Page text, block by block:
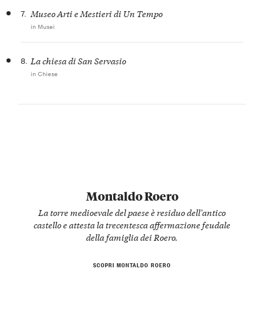
Montaldo Roero
La torre medioevale del paese è residuo dell'antico
castello e attesta la trecentesca affermazione feudale
della famiglia dei Roero.
SCOPRI MONTALDO ROERO
7. Museo Arti e Mestieri di Un Tempo
in Musei
8. La chiesa di San Servasio
in Chiese